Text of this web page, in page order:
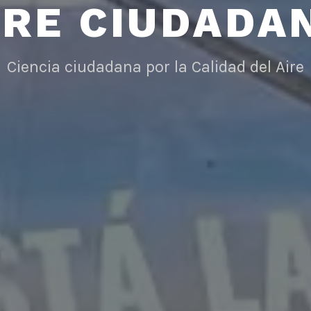
Ciencia ciudadana por la Calidad del Aire